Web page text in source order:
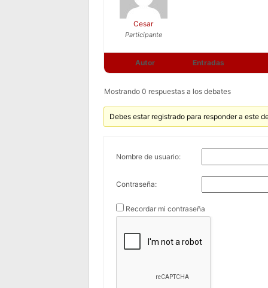
Cesar
Participante
Autor Entradas
Mostrando 0 respuestas a los debates
Debes estar registrado para responder a este
Nombre de usuario:
Contraseña:
Recordar mi contraseña